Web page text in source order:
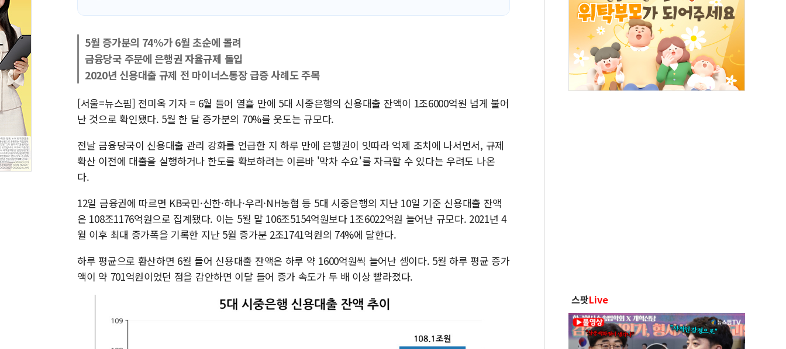
5월 증가분의 74%가 6월 초순에 몰려
금융당국 주문에 은행권 자율규제 돌입
2020년 신용대출 규제 전 마이너스통장 급증 사례도 주목
[서울=뉴스핌] 전미옥 기자 = 6월 들어 열흘 만에 5대 시중은행의 신용대출 잔액이 1조6000억원 넘게 불어
난 것으로 확인됐다. 5월 한 달 증가분의 70%를 웃도는 규모다.
전날 금융당국이 신용대출 관리 강화를 언급한 지 하루 만에 은행권이 잇따라 억제 조치에 나서면서, 규제
확산 이전에 대출을 실행하거나 한도를 확보하려는 이른바 '막차 수요'를 자극할 수 있다는 우려도 나온
다.
12일 금융권에 따르면 KB국민·신한·하나·우리·NH농협 등 5대 시중은행의 지난 10일 기준 신용대출 잔액
은 108조1176억원으로 집계됐다. 이는 5월 말 106조5154억원보다 1조6022억원 늘어난 규모다. 2021년 4
월 이후 최대 증가폭을 기록한 지난 5월 증가분 2조1741억원의 74%에 달한다.
하루 평균으로 환산하면 6월 들어 신용대출 잔액은 하루 약 1600억원씩 늘어난 셈이다. 5월 하루 평균 증가
액이 약 701억원이었던 점을 감안하면 이달 들어 증가 속도가 두 배 이상 빨라졌다.
스팟Live